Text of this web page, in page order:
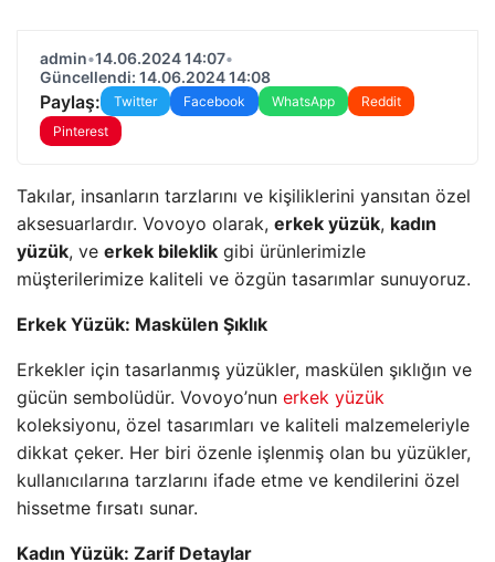
admin•14.06.2024 14:07•
Güncellendi: 14.06.2024 14:08
Paylaş: Twitter Facebook WhatsApp
Reddit
Pinterest
Takılar, insanların tarzlarını ve kişiliklerini yansıtan özel
aksesuarlardır. Vovoyo olarak, erkek yüzük, kadın
yüzük, ve erkek bileklik gibi ürünlerimizle
müşterilerimize kaliteli ve özgün tasarımlar sunuyoruz.
Erkek Yüzük: Maskülen Şıklık
Erkekler için tasarlanmış yüzükler, maskülen şıklığın ve
gücün sembolüdür. Vovoyo’nun erkek yüzük
koleksiyonu, özel tasarımları ve kaliteli malzemeleriyle
dikkat çeker. Her biri özenle işlenmiş olan bu yüzükler,
kullanıcılarına tarzlarını ifade etme ve kendilerini özel
hissetme fırsatı sunar.
Kadın Yüzük: Zarif Detaylar